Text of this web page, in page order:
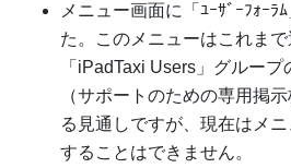
メニュー画面に「ﾕｰｻﾞｰﾌｫｰﾗ
た。このメニューはこれま
「iPadTaxi Users」グルー
（サポートのための専用掲
る見通しですが、現在はメ
することはできません。